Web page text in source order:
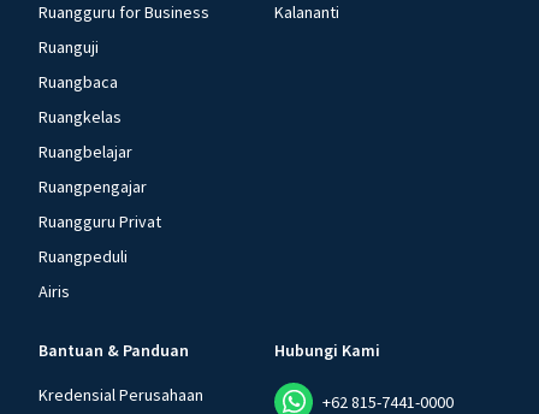
Ruangguru for Business
Ruanguji
Ruangbaca
Ruangkelas
Ruangbelajar
Ruangpengajar
Ruangguru Privat
Ruangpeduli
Airis
Kalananti
Bantuan & Panduan
Kredensial Perusahaan
Hubungi Kami
+62 815-7441-0000